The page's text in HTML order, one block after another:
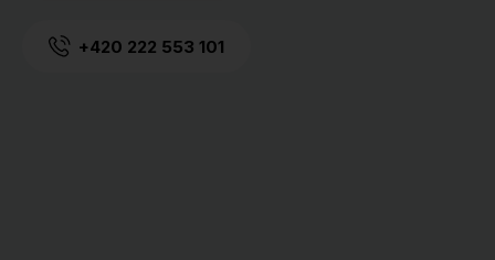
+420 222 553 101